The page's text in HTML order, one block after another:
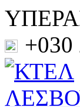
+030